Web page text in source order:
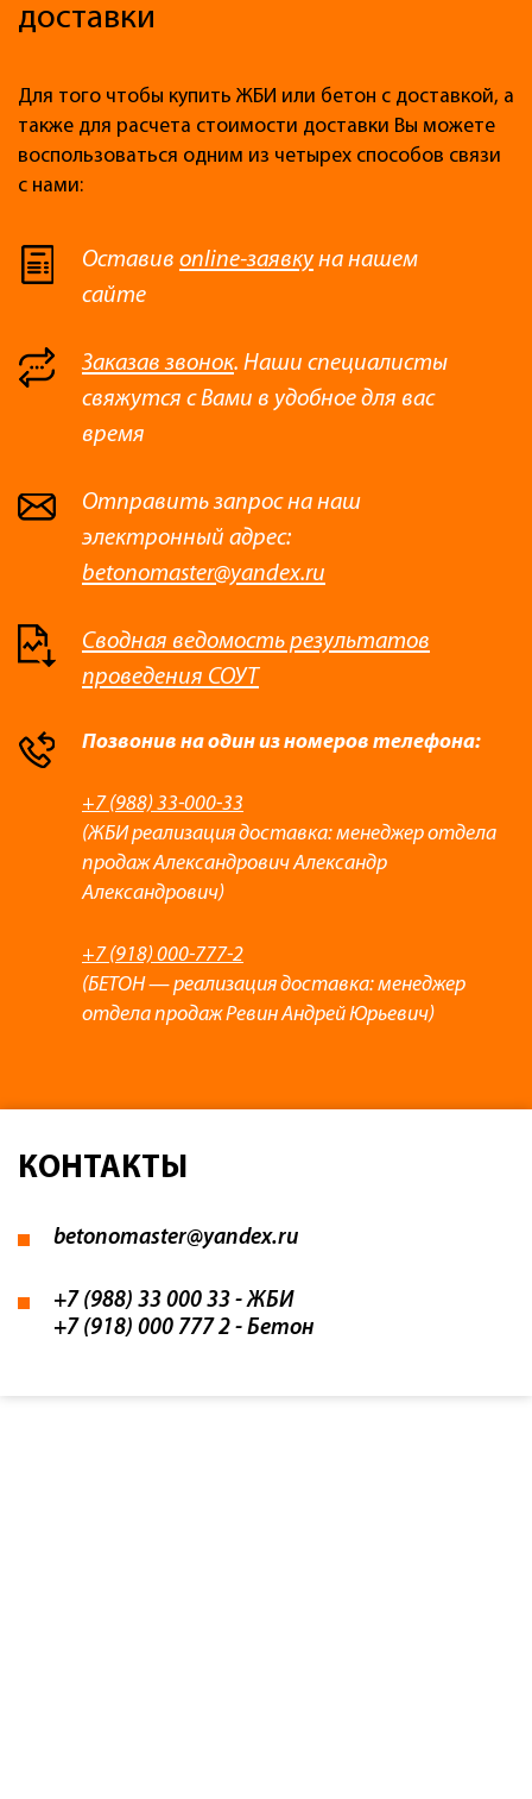
доставки
Для того чтобы купить ЖБИ или бетон с доставкой, а
также для расчета стоимости доставки Вы можете
воспользоваться одним из четырех способов связи
с нами:
Оставив online-заявкуна нашем
сайте
Заказав звонок. Наши специалисты
свяжутся с Вами в удобное для вас
время
Отправить запрос на наш
электронный адрес:
betonomaster@yandex.ru
Сводная ведомость результатов
проведения СОУТ
Позвонив на один из номеров телефона:
+7 (988) 33-000-33
(ЖБИ реализация доставка: менеджер отдела
продаж Александрович Александр
Александрович)
+7 (918) 000-777-2
(БЕТОН — реализация доставка: менеджер
отдела продаж Ревин Андрей Юрьевич)
КОНТАКТЫ
betonomaster@yandex.ru
+7 (988) 33 000 33 - ЖБИ
+7 (918) 000 777 2 - Бетон